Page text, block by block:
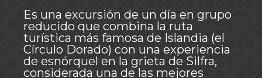
Es una excursión de un día en grupo
reducido que combina la ruta
turística más famosa de Islandia (el
Círculo Dorado) con una experiencia
de esnórquel en la grieta de Silfra,
considerada una de las mejores